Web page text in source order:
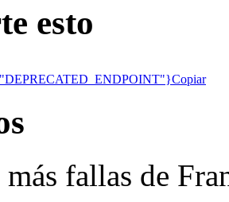
esto
Copiar
más fallas de